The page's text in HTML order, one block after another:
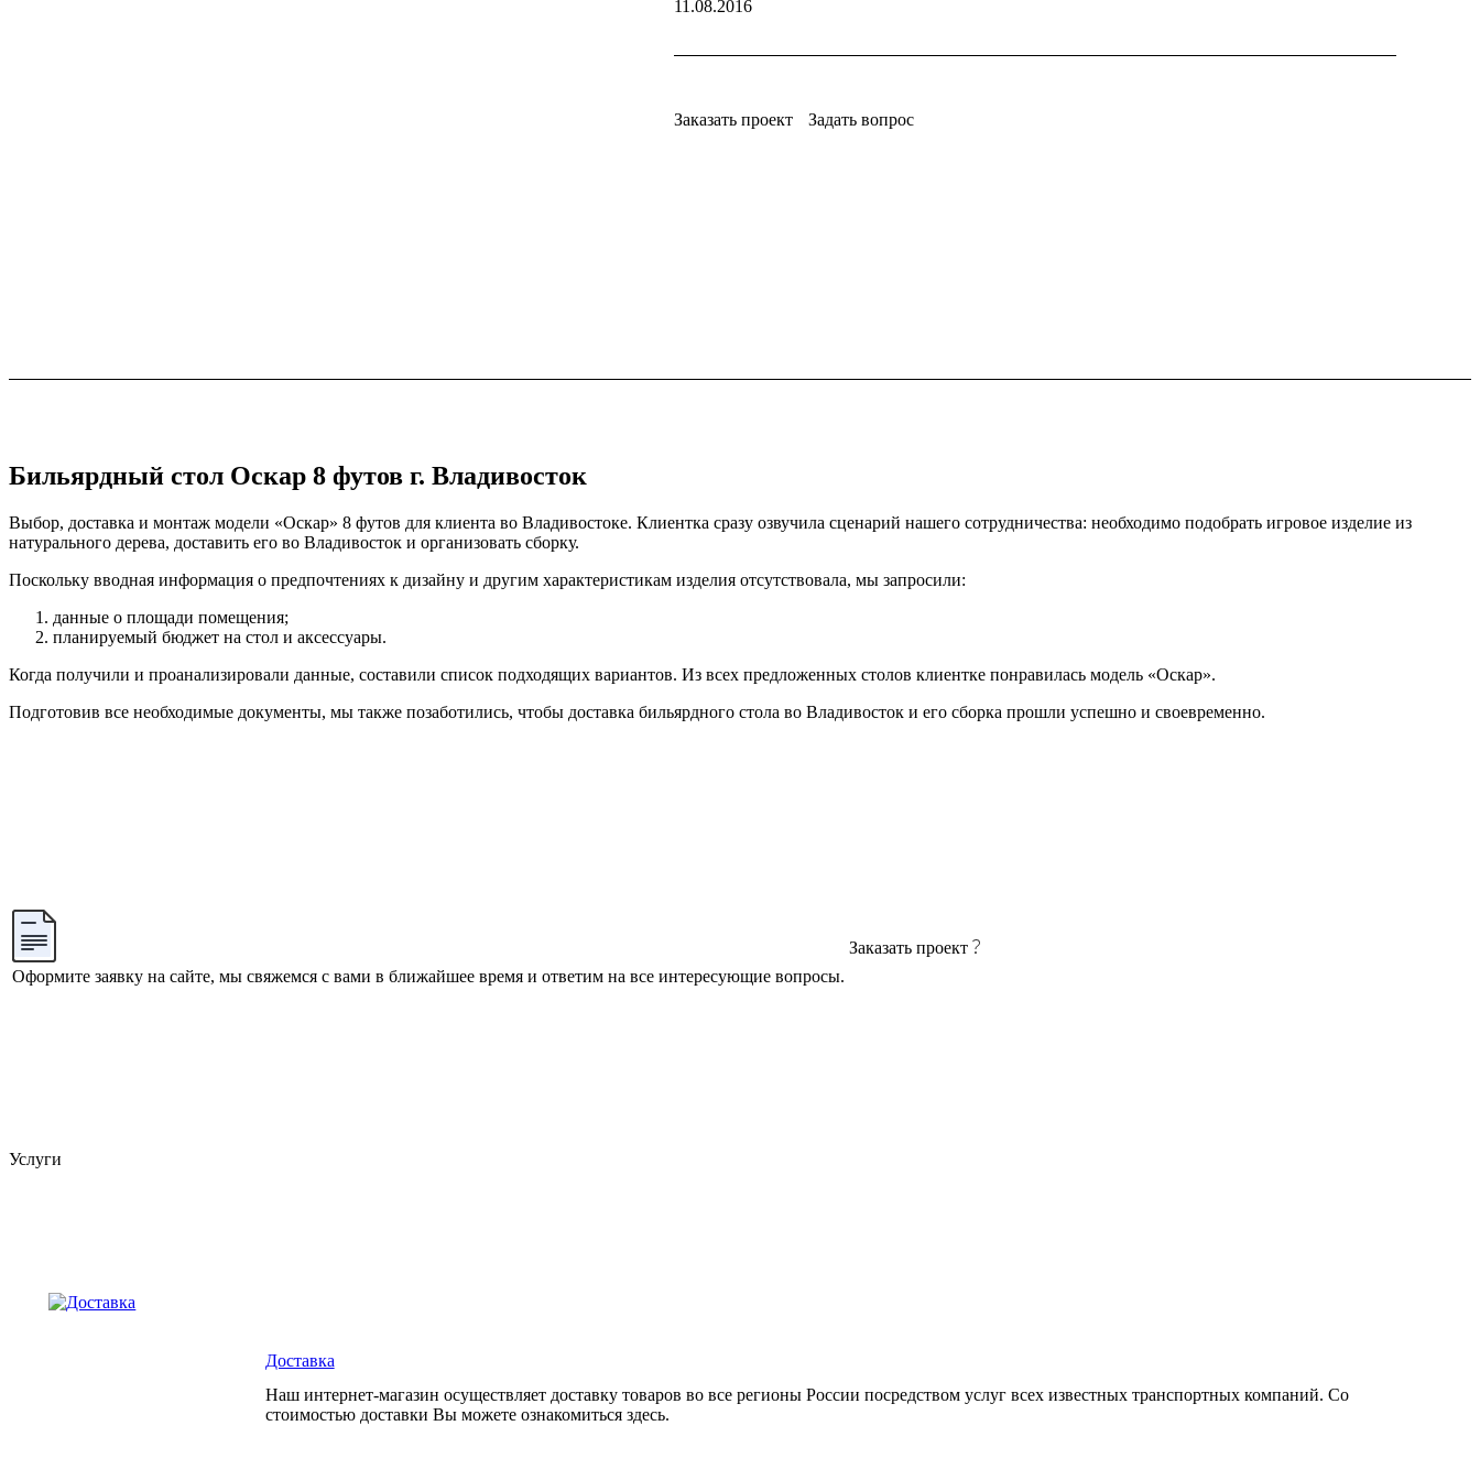
11.08.2016
Заказать проект Задать вопрос
Бильярдный стол Оскар 8 футов г. Владивосток
Выбор, доставка и монтаж модели «Оскар» 8 футов для клиента во Владивостоке. Клиентка сразу озвучила сценарий нашего сотрудничества: необходимо подобрать игровое изделие из
натурального дерева, доставить его во Владивосток и организовать сборку.
Поскольку вводная информация о предпочтениях к дизайну и другим характеристикам изделия отсутствовала, мы запросили:
данные о площади помещения;
планируемый бюджет на стол и аксессуары.
Когда получили и проанализировали данные, составили список подходящих вариантов. Из всех предложенных столов клиентке понравилась модель «Оскар».
Подготовив все необходимые документы, мы также позаботились, чтобы доставка бильярдного стола во Владивосток и его сборка прошли успешно и своевременно.
Оформите заявку на сайте, мы свяжемся с вами в ближайшее время и ответим на все интересующие вопросы.
Заказать проект
Услуги
Доставка
Наш интернет-магазин осуществляет доставку товаров во все регионы России посредством услуг всех известных транспортных компаний. Со
стоимостью доставки Вы можете ознакомиться здесь.